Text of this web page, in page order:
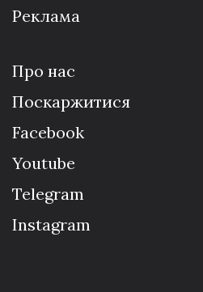
Реклама
Про нас
Поскаржитися
Facebook
Youtube
Telegram
Instagram